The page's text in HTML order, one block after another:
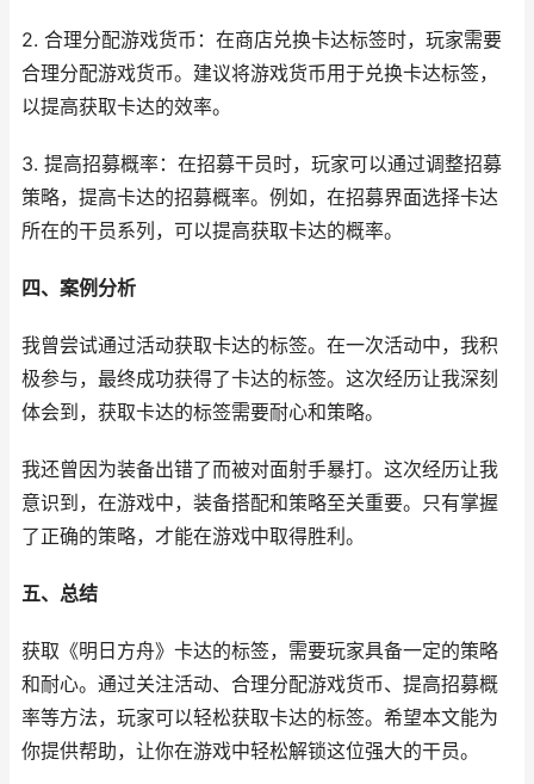
2. 合理分配游戏货币：在商店兑换卡达标签时，玩家需要
合理分配游戏货币。建议将游戏货币用于兑换卡达标签，
以提高获取卡达的效率。
3. 提高招募概率：在招募干员时，玩家可以通过调整招募
策略，提高卡达的招募概率。例如，在招募界面选择卡达
所在的干员系列，可以提高获取卡达的概率。
四、案例分析
我曾尝试通过活动获取卡达的标签。在一次活动中，我积
极参与，最终成功获得了卡达的标签。这次经历让我深刻
体会到，获取卡达的标签需要耐心和策略。
我还曾因为装备出错了而被对面射手暴打。这次经历让我
意识到，在游戏中，装备搭配和策略至关重要。只有掌握
了正确的策略，才能在游戏中取得胜利。
五、总结
获取《明日方舟》卡达的标签，需要玩家具备一定的策略
和耐心。通过关注活动、合理分配游戏货币、提高招募概
率等方法，玩家可以轻松获取卡达的标签。希望本文能为
你提供帮助，让你在游戏中轻松解锁这位强大的干员。